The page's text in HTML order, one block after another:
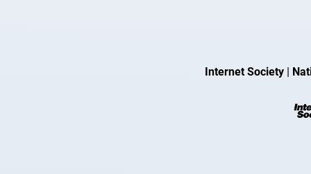
Internet Society |